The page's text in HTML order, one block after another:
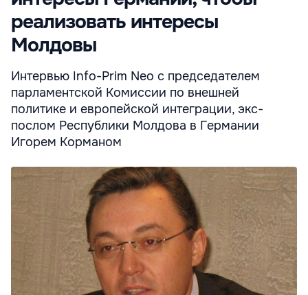
реализовать интересы
Молдовы
Интервью Info-Prim Neo с председателем
парламентской Комиссии по внешней
политике и европейской интеграции, экс-
послом Республики Молдова в Германии
Игорем Корманом